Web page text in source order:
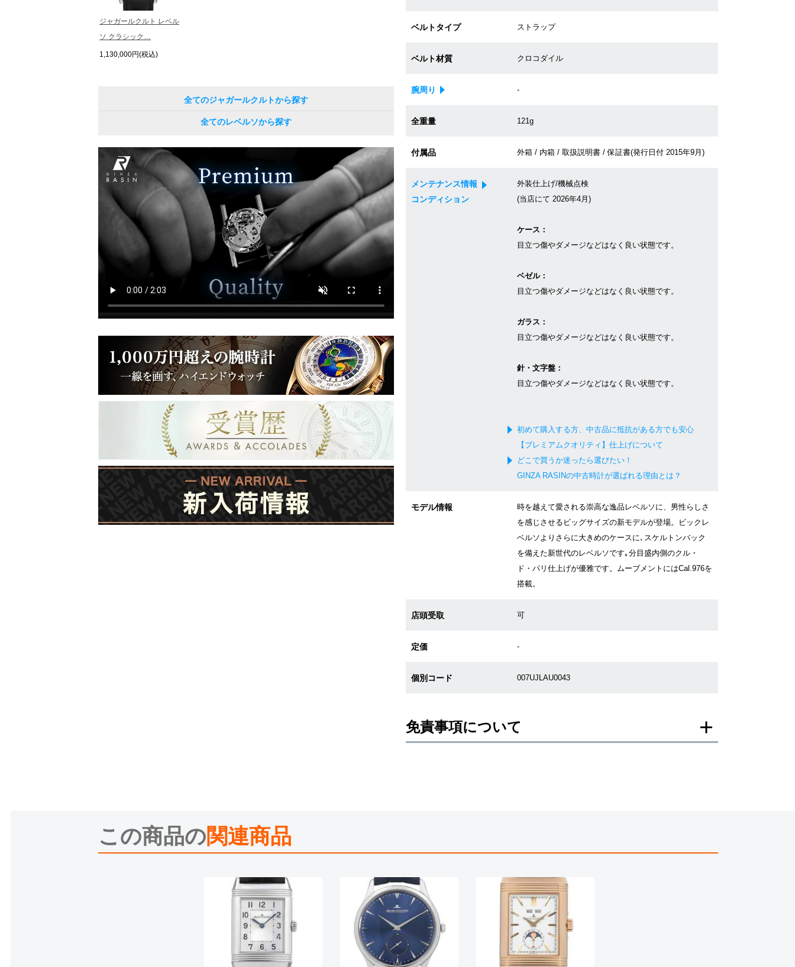
ジャガールクルト レベル
ソ クラシック…
1,130,000円(税込)
全てのジャガールクルトから探す
全てのレベルソから探す
ベルトタイプ ストラップ
ベルト材質 クロコダイル
腕周り -
全重量 121g
付属品 外箱 / 内箱 / 取扱説明書 / 保証書(発行日付 2015年9月)
メンテナンス情報
コンディション
外装仕上げ/機械点検
(当店にて 2026年4月)
ケース：
目立つ傷やダメージなどはなく良い状態です。
ベゼル：
目立つ傷やダメージなどはなく良い状態です。
ガラス：
目立つ傷やダメージなどはなく良い状態です。
針・文字盤：
目立つ傷やダメージなどはなく良い状態です。
初めて購入する方、中古品に抵抗がある方でも安心
【プレミアムクオリティ】仕上げについて
どこで買うか迷ったら選びたい！
GINZA RASINの中古時計が選ばれる理由とは？
モデル情報
時を越えて愛される崇高な逸品レベルソに、男性らしさ
を感じさせるビッグサイズの新モデルが登場。ビックレ
ベルソよりさらに大きめのケースに､スケルトンバック
を備えた新世代のレベルソです｡分目盛内側のクル・
ド・パリ仕上げが優雅です。ムーブメントにはCal.976を
搭載。
店頭受取 可
定価 -
個別コード 007UJLAU0043
免責事項について
またお電話でお問い合わせ頂きましてもお答えできません。
切れになる場合がございます。
予めご了承くださいませ。
また、ご来店にてご購入を希望される場合にも、事前に在庫の確認をお電話かメールにて
お問い合わせいただけますようお願いいたします。
※アンティーク品やユーズド品の場合、外装および内部機械に代替部品を使用している場
合がございます。
※表示の定価は、入荷時の価格となっております。
この商品の関連商品